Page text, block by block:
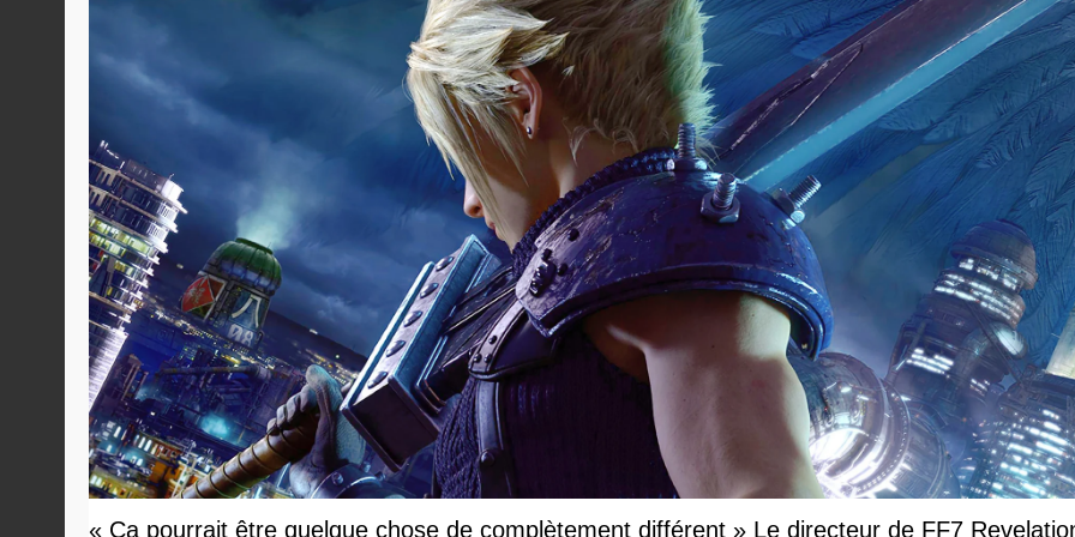
« Ça pourrait être quelque chose de complètement différent » Le directeur de FF7